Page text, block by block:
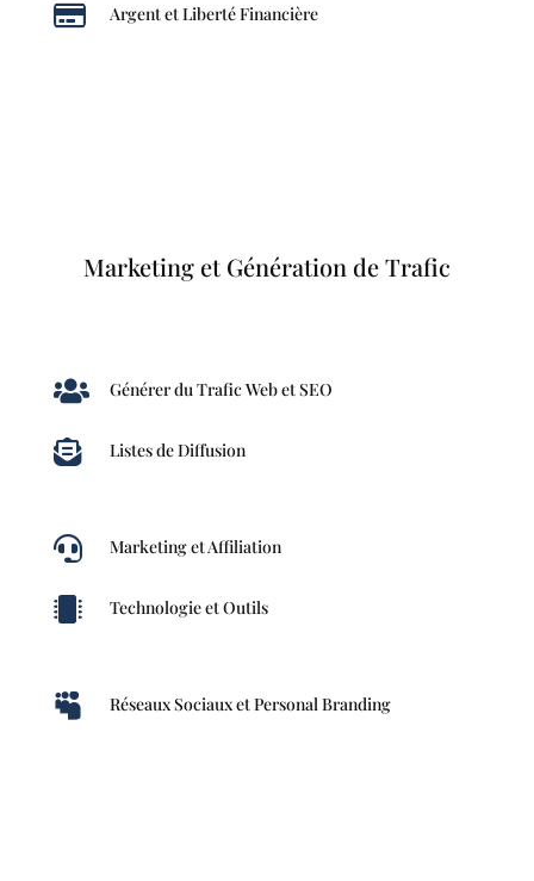
 Argent et Liberté Financière
Marketing et Génération de Trafic
 Générer du Trafic Web et SEO
 Listes de Diffusion
 Marketing et Affiliation
 Technologie et Outils
 Réseaux Sociaux et Personal Branding